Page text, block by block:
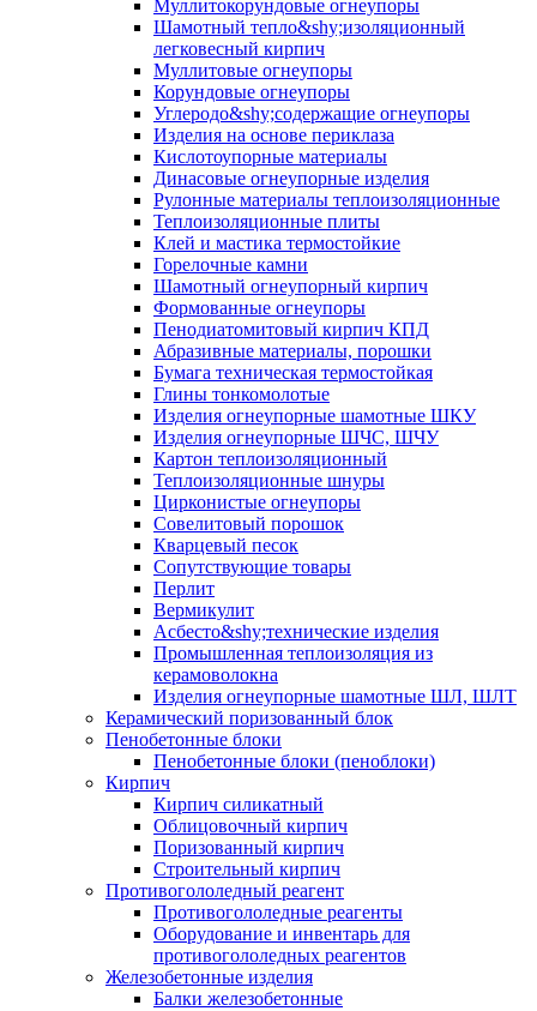
Муллито­корундовые огнеупоры
Шамотный тепло&shy;изоляционный
легковесный кирпич
Муллитовые огнеупоры
Корундовые огнеупоры
Углеродо&shy;содержащие огнеупоры
Изделия на основе периклаза
Кислотоупорные материалы
Динасовые огнеупорные изделия
Рулонные материалы теплоизоляционные
Тепло­изоляционные плиты
Клей и мастика термостойкие
Горелочные камни
Шамотный огнеупорный кирпич
Формованные огнеупоры
Пенодиатомитовый кирпич КПД
Абразивные материалы, порошки
Бумага техническая термостойкая
Глины тонкомолотые
Изделия огнеупорные шамотные ШКУ
Изделия огнеупорные ШЧС, ШЧУ
Картон теплоизоляционный
Теплоизоляционные шнуры
Цирконистые огнеупоры
Совелитовый порошок
Кварцевый песок
Сопутствующие товары
Перлит
Вермикулит
Асбесто&shy;технические изделия
Промышленная теплоизоляция из
керамоволокна
Изделия огнеупорные шамотные ШЛ, ШЛТ
Керамический поризованный блок
Пенобетонные блоки
Пенобетонные блоки (пеноблоки)
Кирпич
Кирпич силикатный
Облицовочный кирпич
Поризованный кирпич
Строительный кирпич
Противогололедный реагент
Противогололедные реагенты
Оборудование и инвентарь для
противогололедных реагентов
Железобетонные изделия
Балки железобетонные